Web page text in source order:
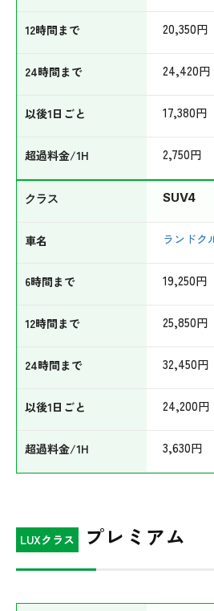
20,350円
24,420円
17,380円
2,750円
SUV4
ランドク
19,250円
25,850円
32,450円
24,200円
3,630円
LUXクラス プレミアム